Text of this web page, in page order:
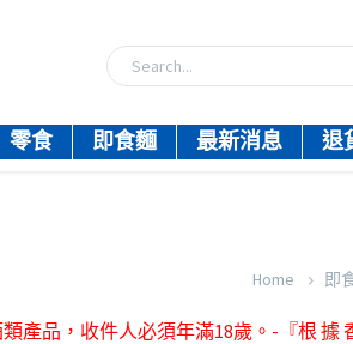
零食 即食麵 最新消息 退
Home 即
產品，收件人必須年滿18歲。-『根 據